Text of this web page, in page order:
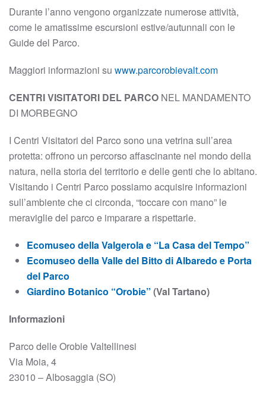
Durante l’anno vengono organizzate numerose attività,
come le amatissime escursioni estive/autunnali con le
Guide del Parco.
Maggiori informazioni su www.parcorobievalt.com
CENTRI VISITATORI DEL PARCO NEL MANDAMENTO
DI MORBEGNO
I Centri Visitatori del Parco sono una vetrina sull’area
protetta: offrono un percorso affascinante nel mondo della
natura, nella storia del territorio e delle genti che lo abitano.
Visitando i Centri Parco possiamo acquisire informazioni
sull’ambiente che ci circonda, “toccare con mano” le
meraviglie del parco e imparare a rispettarle.
Ecomuseo della Valgerola e “La Casa del Tempo”
Ecomuseo della Valle del Bitto di Albaredo e Porta
del Parco
Giardino Botanico “Orobie” (Val Tartano)
Informazioni
Parco delle Orobie Valtellinesi
Via Moia, 4
23010 – Albosaggia (SO)